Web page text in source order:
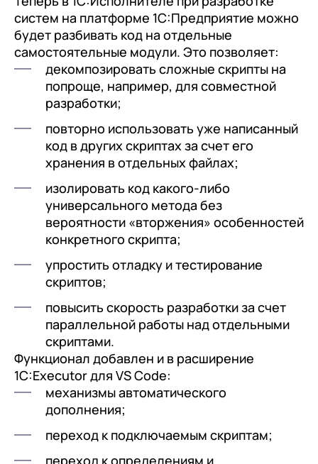
систем на платформе 1С:Предприятие можно
будет разбивать код на отдельные
самостоятельные модули. Это позволяет:
декомпозировать сложные скрипты на
попроще, например, для совместной
разработки;
повторно использовать уже написанный
код в других скриптах за счет его
хранения в отдельных файлах;
изолировать код какого-либо
универсального метода без
вероятности «вторжения» особенностей
конкретного скрипта;
упростить отладку и тестирование
скриптов;
повысить скорость разработки за счет
параллельной работы над отдельными
скриптами.
Функционал добавлен и в расширение
1C:Executor для VS Code:
механизмы автоматического
дополнения;
переход к подключаемым скриптам;
переход к определениям и
Переход с Terrasoft CRM на 1С:CRM или
1С-Битрикс 24
документооборот (КЭДО)
1С:Кабинет сотрудника
Внутренний документооборот (СЭД)
1С:Документооборот 8
Управление финансами (FRP)
1С:Управление холдингом
WA:Финансист
Отраслевые решения
Легкая логистика
Бизнес-аналитика (BI)
1С:Аналитика
Управление взаимоотношениями с
клиентами (CRM)
1С:CRM
Лицензии 1С
Сервисы 1С
1С-ЭДО
1С:Контрагент
Прочие отрасли
Контакты
Релокация
Грейды
Истории успеха
Отзывы сотрудников